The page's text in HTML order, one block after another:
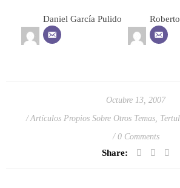
Daniel García Pulido
Octubre 13, 2007
Artículos Propios Sobre Otros Temas,
0 Comments
Share: